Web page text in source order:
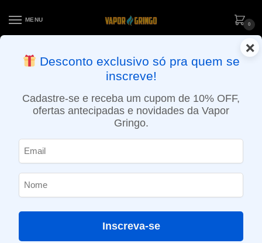
MENU
0
ENTREGA NO MESMO DIA EM SÃO PAULO (SEG A SEX): PEDIDOS
APROVADOS ATÉ 15:30 VIA MOTOBOY
×
Desconto exclusivo só pra quem se
inscreve!
Cadastre-se e receba um cupom de 10% OFF,
ofertas antecipadas e novidades da Vapor
Gringo.
Inscreva-se